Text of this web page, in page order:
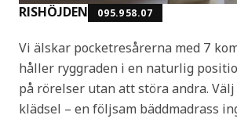
RISHÖJDEN 095.958.07
Vi älskar pocketresårerna med 7
håller ryggraden i en naturlig
på rörelser utan att störa andra.
klädsel – en följsam bäddmadrass